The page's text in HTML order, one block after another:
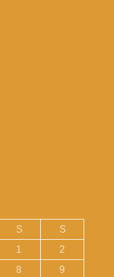
S
S
1
2
8
9